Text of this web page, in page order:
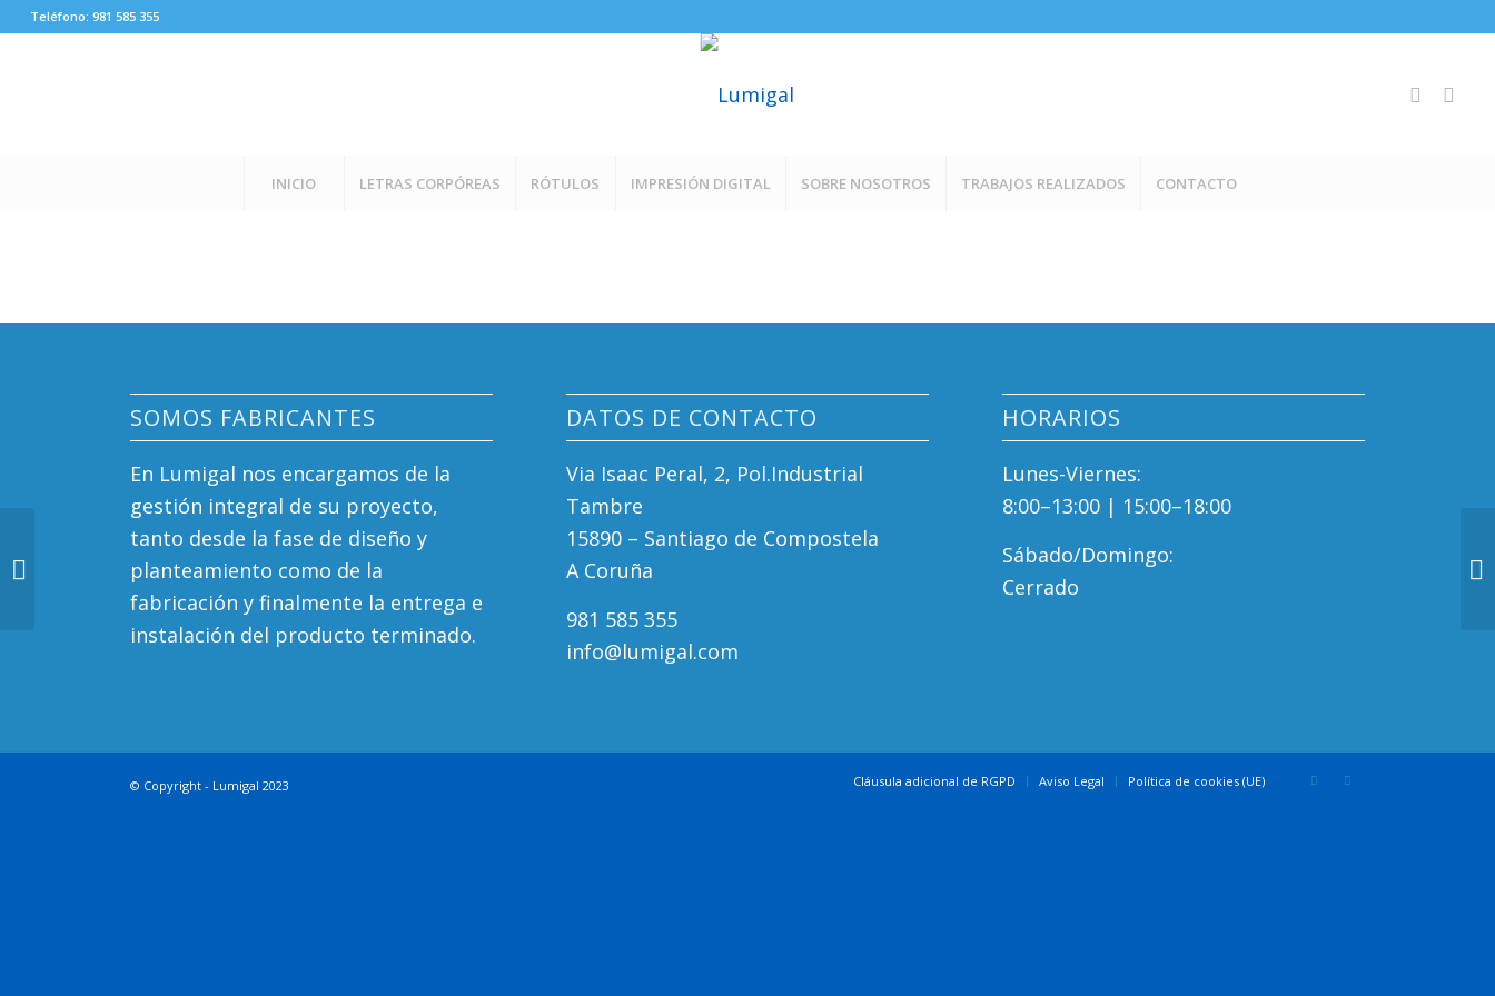
Teléfono: 981 585 355
INICIO LETRAS CORPÓREAS RÓTULOS IMPRESIÓN DIGITAL SOBRE NOSOTROS TRABAJOS REALIZADOS CONTACTO
SOMOS FABRICANTES
En Lumigal nos encargamos de la
gestión integral de su proyecto,
tanto desde la fase de diseño y
planteamiento como de la
fabricación y finalmente la entrega e
instalación del producto terminado.
DATOS DE CONTACTO
Via Isaac Peral, 2, Pol.Industrial
Tambre
15890 – Santiago de Compostela
A Coruña
981 585 355
info@lumigal.com
HORARIOS
Lunes-Viernes:
8:00–13:00 | 15:00–18:00
Sábado/Domingo:
Cerrado
© Copyright - Lumigal 2023 Cláusula adicional de RGPD Aviso Legal Política de cookies (UE)